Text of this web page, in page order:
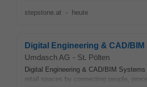
stepstone.at - heute
Digital Engineering & CAD/
Umdasch AG - St. Pölten
Digital Engineering & CAD/BIM Systems
retail spaces by connecting people,